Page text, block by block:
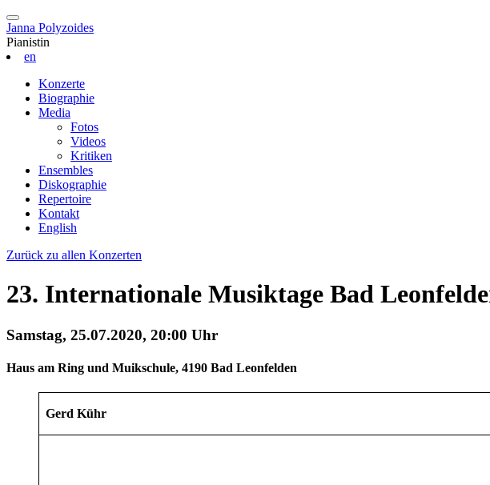
Janna Polyzoides
Pianistin
en
Konzerte
Biographie
Media
Fotos
Videos
Kritiken
Ensembles
Diskographie
Repertoire
Kontakt
English
Zurück zu allen Konzerten
23. Internationale Musiktage Bad
Samstag, 25.07.2020, 20:00 Uhr
Haus am Ring und Muikschule, 4190 Bad Leonfelden
Gerd Kühr